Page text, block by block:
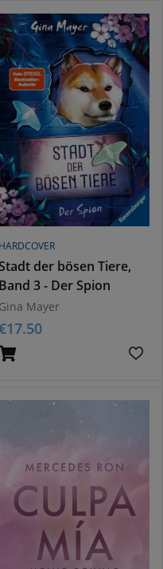
HARDCOVER
der bösen Tiere,
Band 3 - Der Spion
Gina Mayer
17.50